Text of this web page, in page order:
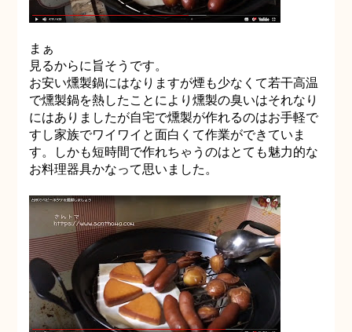
まぁ
見るからに旨そうです。
お安い燻製鍋にはなりますが煙も少なくて若干高温
で燻製鍋を熱したことにより燻製の臭いはそれなり
にはありましたが自宅で燻製が作れるのはお手軽で
すし家族でワイワイと面白くて作業ができていま
す。しかも短時間で作れちゃうのはとても魅力的な
お料理器具かなって思いました。